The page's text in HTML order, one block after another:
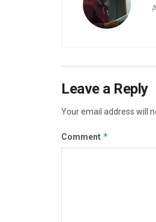
Leave a Reply
Your email address will
Comment *